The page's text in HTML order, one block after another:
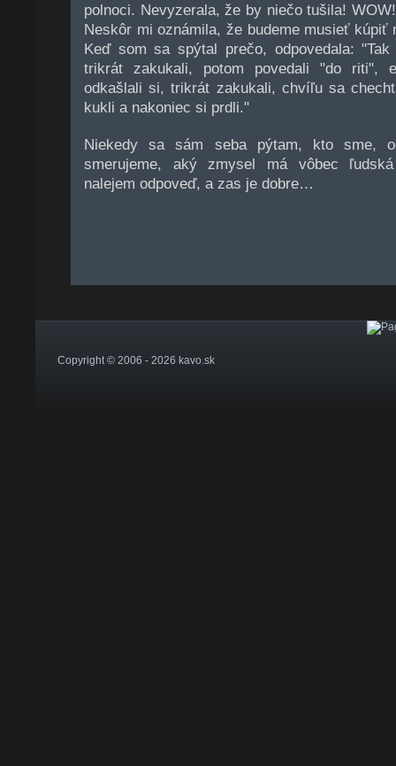
polnoci. Nevyzerala, že by niečo tušila!
Neskôr mi oznámila, že budeme musieť kúpiť
Keď som sa spýtal prečo, odpovedala:
trikrát zakukali, potom povedali "do riti",
odkašlali si, trikrát zakukali, chvíľu sa
kukli a nakoniec si prdli."
Niekedy sa sám seba pýtam, kto sme,
smerujeme, aký zmysel má vôbec
nalejem odpoveď, a zas je dobre…
Copyright © 2006 - 2026 kavo.sk